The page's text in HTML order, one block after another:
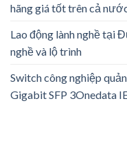
hãng giá tốt trên cả
Lao động lành nghề tại
nghề và lộ trình
Switch công nghiệp
Gigabit SFP 3Onedata